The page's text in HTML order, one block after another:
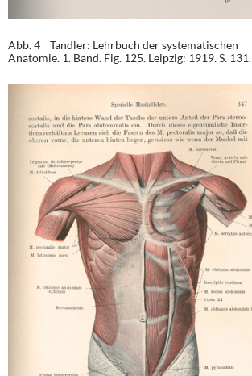
Abb. 4 Tandler: Lehrbuch der systematischen
Anatomie. 1. Band. Fig. 125. Leipzig: 1919. S. 131.